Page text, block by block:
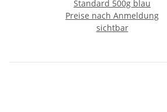
Standard 500g blau
Preise nach Anmeldung
sichtbar